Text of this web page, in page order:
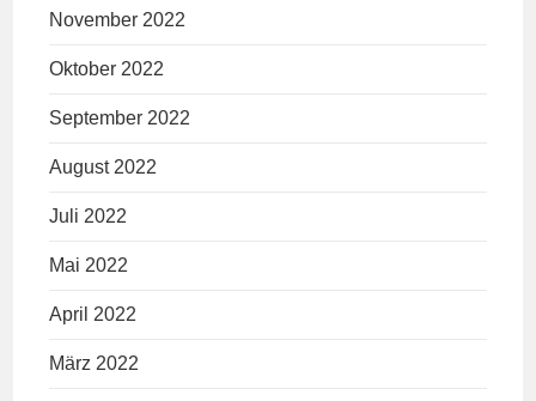
November 2022
Oktober 2022
September 2022
August 2022
Juli 2022
Mai 2022
April 2022
März 2022